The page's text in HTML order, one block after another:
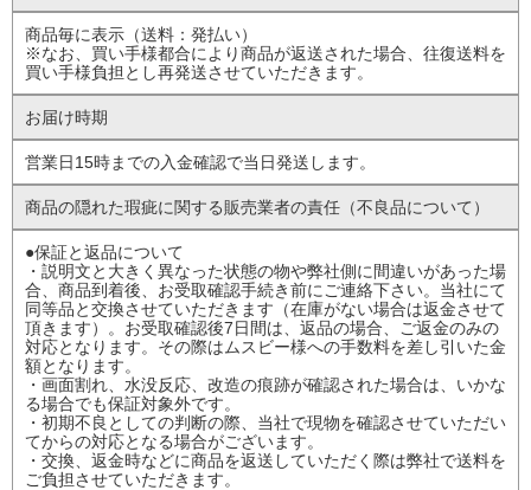
商品毎に表示（送料：発払い）
※なお、買い手様都合により商品が返送された場合、往復送料を
買い手様負担とし再発送させていただきます。
お届け時期
営業日15時までの入金確認で当日発送します。
商品の隠れた瑕疵に関する販売業者の責任 （不良品について）
●保証と返品について
・説明文と大きく異なった状態の物や弊社側に間違いがあった場
合、商品到着後、お受取確認手続き前にご連絡下さい。当社にて
同等品と交換させていただきます（在庫がない場合は返金させて
頂きます）。お受取確認後7日間は、返品の場合、ご返金のみの
対応となります。その際はムスビー様への手数料を差し引いた金
額となります。
・画面割れ、水没反応、改造の痕跡が確認された場合は、いかな
る場合でも保証対象外です。
・初期不良としての判断の際、当社で現物を確認させていただい
てからの対応となる場合がございます。
・交換、返金時などに商品を返送していただく際は弊社で送料を
ご負担させていただきます。